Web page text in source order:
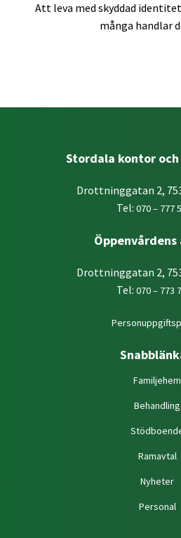
Att leva med skyddad
många handlar
Stordala kontor
Drottninggatan 2,
Tel: 070 – 777
Öppenvårdens
Drottninggatan 2,
Tel: 070 – 773
Familjehem
Behandling
Ramavtal
Nyheter
Personal